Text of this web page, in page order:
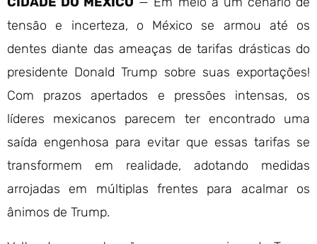
tensão e incerteza, o México se armou até os
dentes diante das ameaças de tarifas drásticas do
presidente Donald Trump sobre suas exportações!
Com prazos apertados e pressões intensas, os
líderes mexicanos parecem ter encontrado uma
saída engenhosa para evitar que essas tarifas se
transformem em realidade, adotando medidas
arrojadas em múltiplas frentes para acalmar os
ânimos de Trump.